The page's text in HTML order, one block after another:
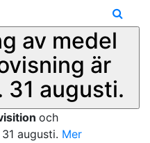
av medel
är
31 augusti.
och
augusti. Mer